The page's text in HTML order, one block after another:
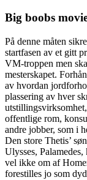
Big boobs
På denne måten
startfasen av et gitt
VM-troppen men
mesterskapet.
av hvordan
plassering av hver
offentlige rom,
andre jobber, som i
Den store Thetis’
Ulysses,
vel ikke om af
forestilles jo som